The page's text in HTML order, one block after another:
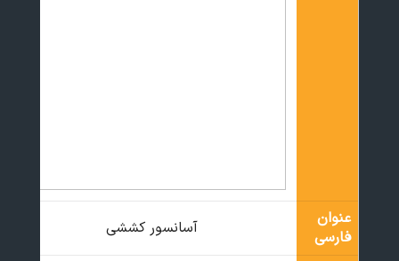
عنوان
فارسی
آسانسور کششی